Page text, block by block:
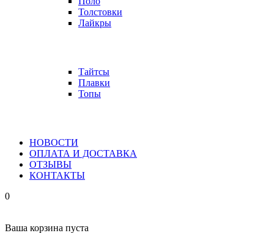
Толстовки
Лайкры
Тайтсы
Плавки
Топы
НОВОСТИ
ОПЛАТА И ДОСТАВКА
ОТЗЫВЫ
КОНТАКТЫ
0
Ваша корзина пуста